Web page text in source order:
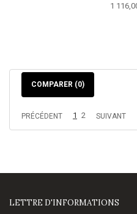
1
COMPARER (0)
PRÉCÉDENT 1 2 SUIVANT
LETTRE D'INFORMATIONS